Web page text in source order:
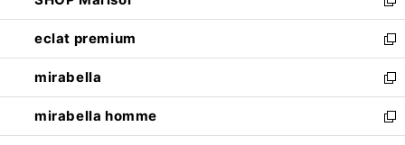
開
く
ウ
で
開
く
ン
ド
ウ
で
開
く
ウ
ィ
ン
ド
ウ
で
開
新
し
い
ウ
ィ
ン
ド
ウ
eclat premium
新
し
い
ウ
ィ
ン
mirabella
新
し
い
ウ
mirabella homme
新
し